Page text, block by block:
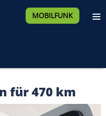
MOBILFUNK
für 470 km